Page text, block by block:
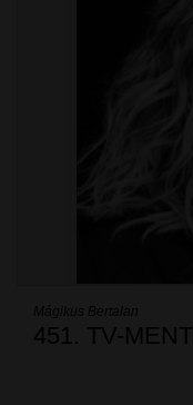
Mágikus Bertalan
451. TV-